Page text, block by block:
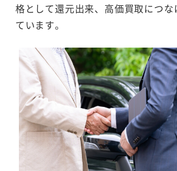
格として還元出来、高価買取につな
ています。